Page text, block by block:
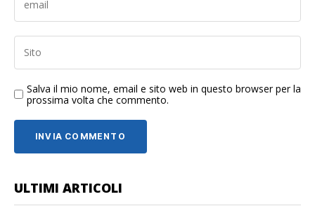
Salva il mio nome, email e sito web in questo browser per la
prossima volta che commento.
ULTIMI ARTICOLI